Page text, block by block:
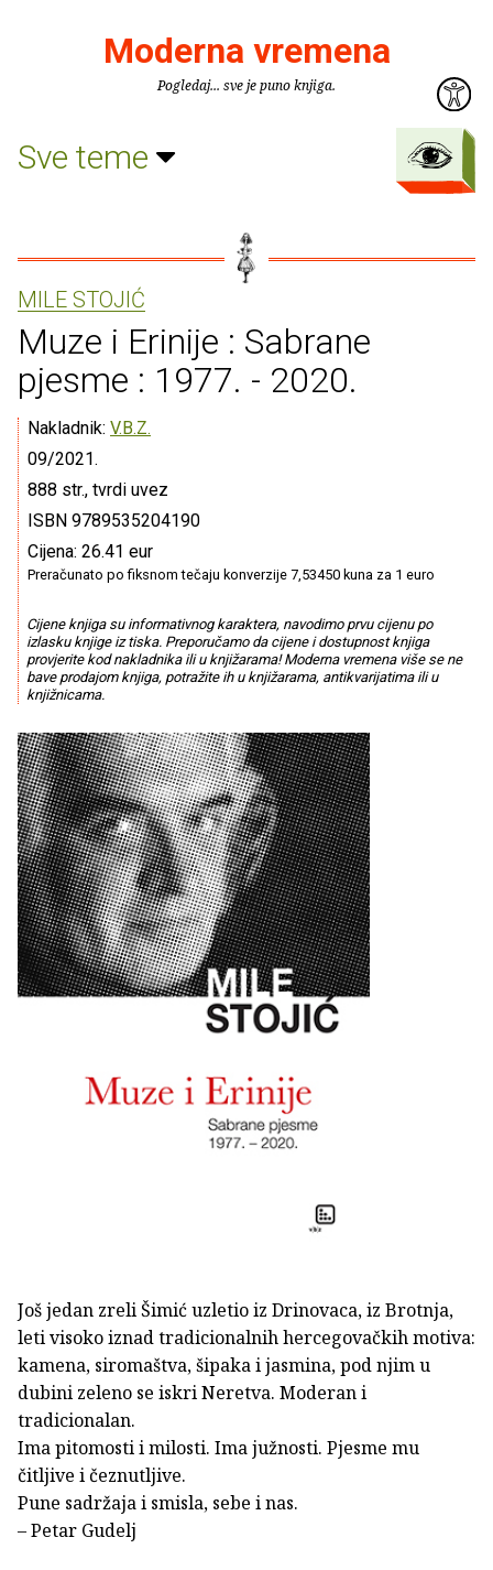
Moderna vremena
Pogledaj... sve je puno knjiga.
Sve teme
MILE STOJIĆ
Muze i Erinije : Sabrane
pjesme : 1977. - 2020.
Nakladnik: V.B.Z.
09/2021.
888 str., tvrdi uvez
ISBN 9789535204190
Cijena: 26.41 eur
Preračunato po fiksnom tečaju konverzije 7,53450 kuna za 1 euro
Cijene knjiga su informativnog karaktera, navodimo prvu cijenu po
izlasku knjige iz tiska. Preporučamo da cijene i dostupnost knjiga
provjerite kod nakladnika ili u knjižarama! Moderna vremena više se ne
bave prodajom knjiga, potražite ih u knjižarama, antikvarijatima ili u
knjižnicama.
Još jedan zreli Šimić uzletio iz Drinovaca, iz Brotnja,
leti visoko iznad tradicionalnih hercegovačkih motiva:
kamena, siromaštva, šipaka i jasmina, pod njim u
dubini zeleno se iskri Neretva. Moderan i
tradicionalan.
Ima pitomosti i milosti. Ima južnosti. Pjesme mu
čitljive i čeznutljive.
Pune sadržaja i smisla, sebe i nas.
– Petar Gudelj